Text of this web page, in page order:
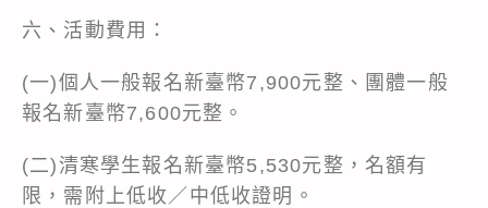
六、活動費用：
(一)個人一般報名新臺幣7,900元整、團體一般
報名新臺幣7,600元整。
(二)清寒學生報名新臺幣5,530元整，名額有
限，需附上低收／中低收證明。